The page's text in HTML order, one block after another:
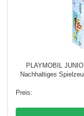
PLAYMOBIL
Nachhaltiges